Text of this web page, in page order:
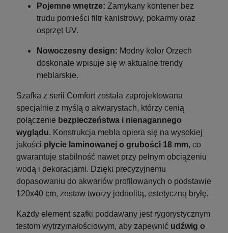
Szafka pod Akwarium Proste Elitte 200x60x90
Biały-Czarny
Szafka
Pojemne wnętrze: Zamykany kontener bez
trudu pomieści filtr kanistrowy, pokarmy oraz
osprzęt UV.
Nowoczesny design: Modny kolor Orzech
doskonale wpisuje się w aktualne trendy
meblarskie.
Szafka z serii Comfort została zaprojektowana
specjalnie z myślą o akwarystach, którzy cenią
połączenie bezpieczeństwa i nienagannego
wyglądu. Konstrukcja mebla opiera się na wysokiej
jakości płycie laminowanej o grubości 18 mm, co
gwarantuje stabilność nawet przy pełnym obciążeniu
wodą i dekoracjami. Dzięki precyzyjnemu
dopasowaniu do akwariów profilowanych o podstawie
120x40 cm, zestaw tworzy jednolitą, estetyczną bryłę.
Każdy element szafki poddawany jest rygorystycznym
testom wytrzymałościowym, aby zapewnić udźwig o